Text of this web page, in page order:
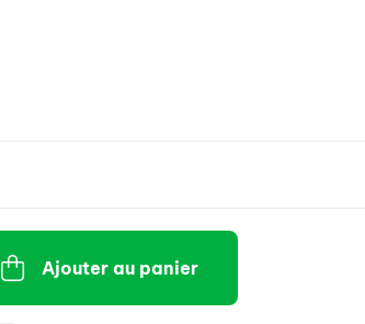
propriétés anti-inflammatoires,
Ajouter au panier